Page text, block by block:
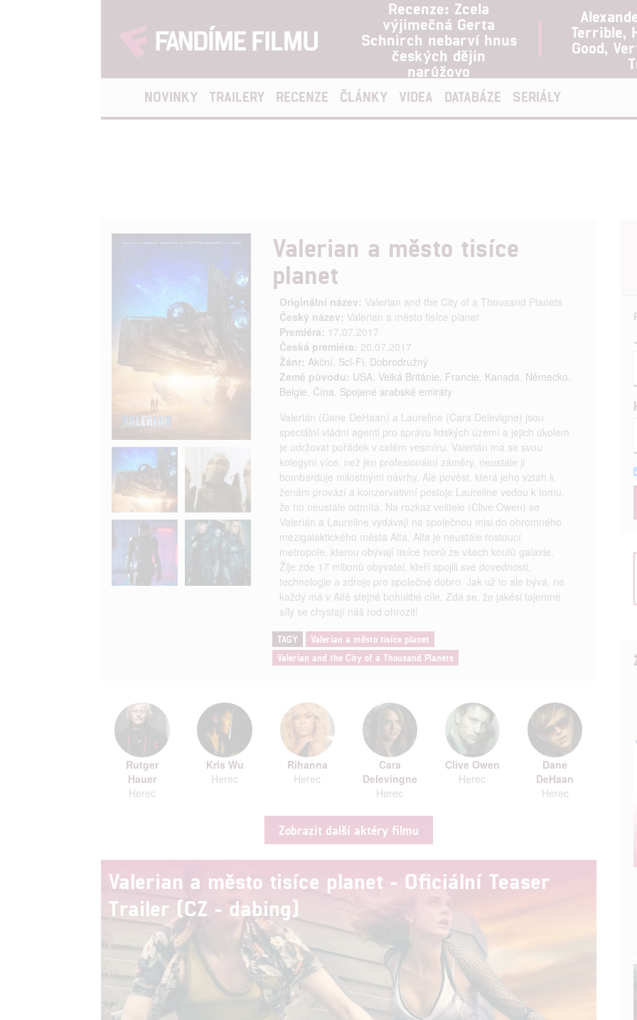
Recenze: Zcela
výjimečná Gerta
Schnirch nebarví hnus
českých dějin
narůžovo
Terrible,
Good,
NOVINKY TRAILERY RECENZE ČLÁNKY VIDEA DATABÁZE SERIÁLY
Valerian a město tisíce
planet
Originální název: Valerian and the City of a Thousand Planets
Český název: Valerian a město tisíce planet
Premiéra: 17.07.2017
Česká premiéra: 20.07.2017
Žánr: Akční, Sci-Fi Dobrodružný
Země původu: USA, Velká Británie Francie Kanada Německo
Belgie Čína Spojené arabské emiráty
Valerián (Dane DeHaan) a Laureline (Cara Delevigne) jsou
speciální vládní agenti pro správu lidských území a jejich úkolem
je udržovat pořádek v celém vesmíru. Valerián má se svou
kolegyní více, než jen profesionální záměry, neustále ji
bombarduje milostnými návrhy. Ale pověst, která jeho vztah k
ženám provází a konzervativní postoje Laureline vedou k tomu,
že ho neustále odmítá. Na rozkaz velitele (Clive Owen) se
Valerián a Laureline vydávají na společnou misi do ohromného
mezigalaktického města Alfa. Alfa je neustále rostoucí
metropole, kterou obývají tisíce tvorů ze všech koutů galaxie.
Žije zde 17 milionů obyvatel, kteří spojili své dovednosti,
technologie a zdroje pro společné dobro. Jak už to ale bývá, ne
každý má v Alfě stejné bohulibé cíle. Zdá se, že jakési tajemné
síly se chystají náš rod ohrozit!
TAGY
Valerian a město tisíce planet
Valerian and the City of a Thousand Planets
Rutger
Hauer
Herec
Kris Wu
Herec
Rihanna
Herec
Cara
Delevingne
Herec
Clive Owen
Herec
Dane
DeHaan
Herec
Zobrazit další aktéry filmu
Valerian a město tisíce planet - Oficiální Teaser
Trailer (CZ - dabing)